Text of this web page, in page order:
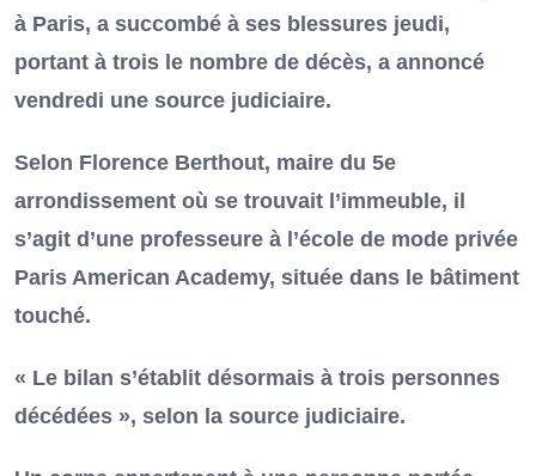
à Paris, a succombé à ses blessures jeudi,
portant à trois le nombre de décès, a annoncé
vendredi une source judiciaire.
Selon Florence Berthout, maire du 5e
arrondissement où se trouvait l’immeuble, il
s’agit d’une professeure à l’école de mode privée
Paris American Academy, située dans le bâtiment
touché.
« Le bilan s’établit désormais à trois personnes
décédées », selon la source judiciaire.